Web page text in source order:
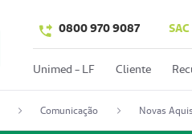
0800 970 9087 SAC
Unimed - LF Cliente
Comunicação Novas